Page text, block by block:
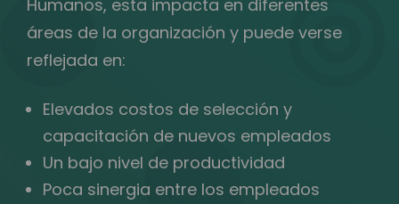
Humanos, esta impacta en diferentes
áreas de la organización y puede verse
reflejada en:
Elevados costos de selección y
capacitación de nuevos empleados
Un bajo nivel de productividad
Poca sinergia entre los empleados